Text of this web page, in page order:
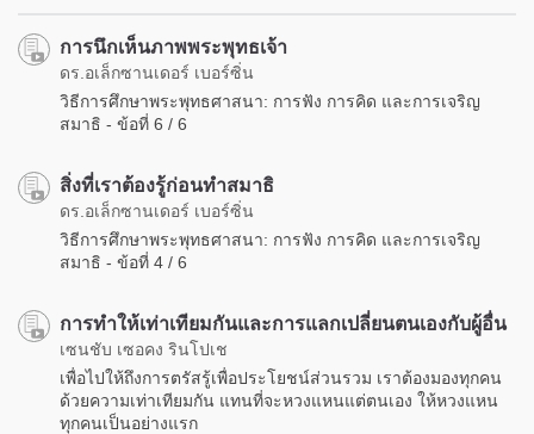
การนึกเห็นภาพพระพุทธเจ้า
ดร.อเล็กซานเดอร์ เบอร์ซิ่น
วิธีการศึกษาพระพุทธศาสนา: การฟัง การคิด และการเจริญ
สมาธิ - ข้อที่ 6 / 6
สิ่งที่เราต้องรู้ก่อนทำสมาธิ
ดร.อเล็กซานเดอร์ เบอร์ซิ่น
วิธีการศึกษาพระพุทธศาสนา: การฟัง การคิด และการเจริญ
สมาธิ - ข้อที่ 4 / 6
การทำให้เท่าเทียมกันและการแลกเปลี่ยนตนเองกับผู้อื่น
เซนชับ เซอคง รินโปเช
เพื่อไปให้ถึงการตรัสรู้เพื่อประโยชน์ส่วนรวม เราต้องมองทุกคน
ด้วยความเท่าเทียมกัน แทนที่จะหวงแหนแต่ตนเอง ให้หวงแหน
ทุกคนเป็นอย่างแรก